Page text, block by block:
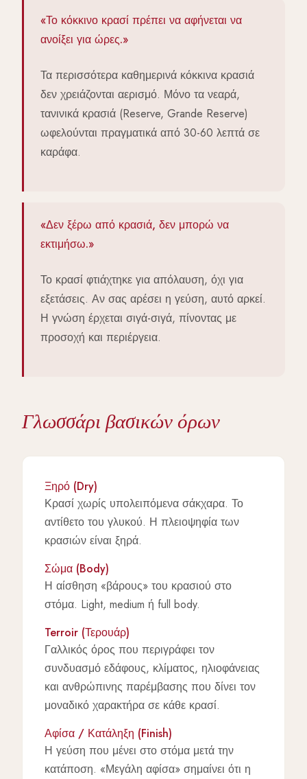
«Το κόκκινο κρασί πρέπει να αφήνεται να
ανοίξει για ώρες.»
Τα περισσότερα καθημερινά κόκκινα κρασιά
δεν χρειάζονται αερισμό. Μόνο τα νεαρά,
τανινικά κρασιά (Reserve, Grande Reserve)
ωφελούνται πραγματικά από 30-60 λεπτά σε
καράφα.
«Δεν ξέρω από κρασιά, δεν μπορώ να
εκτιμήσω.»
Το κρασί φτιάχτηκε για απόλαυση, όχι για
εξετάσεις. Αν σας αρέσει η γεύση, αυτό αρκεί.
Η γνώση έρχεται σιγά-σιγά, πίνοντας με
προσοχή και περιέργεια.
Γλωσσάρι βασικών όρων
Ξηρό (Dry)
Κρασί χωρίς υπολειπόμενα σάκχαρα. Το
αντίθετο του γλυκού. Η πλειοψηφία των
κρασιών είναι ξηρά.
Σώμα (Body)
Η αίσθηση «βάρους» του κρασιού στο
στόμα. Light, medium ή full body.
Terroir (Τερουάρ)
Γαλλικός όρος που περιγράφει τον
συνδυασμό εδάφους, κλίματος, ηλιοφάνειας
και ανθρώπινης παρέμβασης που δίνει τον
μοναδικό χαρακτήρα σε κάθε κρασί.
Αφίσα / Κατάληξη (Finish)
Η γεύση που μένει στο στόμα μετά την
κατάποση. «Μεγάλη αφίσα» σημαίνει ότι η